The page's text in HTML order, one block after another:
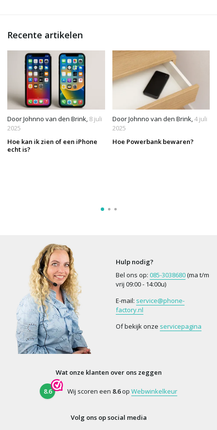
Recente artikelen
DoorJohnno van den Brink, 8 juli
2025
Hoe kan ik zien of een iPhone
echt is?
DoorJohnno van den Brink,4 juli
2025
Hoe Powerbank bewaren?
Hulp nodig?
Bel ons op: 085-3038680(ma t/m
vrij 09:00 - 14:00u)
E-mail: service@phone-
factory.nl
Of bekijk onze servicepagina
Wat onze klanten over ons zeggen
8.6 Wij scoren een 8.6op Webwinkelkeur
Volg ons op social media